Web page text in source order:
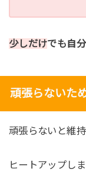
少しだけでも自
頑張らないた
頑張らないと維
ヒートアップし